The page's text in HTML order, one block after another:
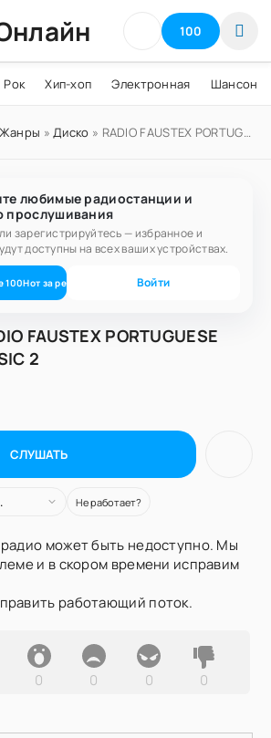
100
Рок Хип-хоп Электронная Шансон
Жанры »Диско » RADIO FAUSTEX PORTUGUESE MUSIC 2
любимые радиостанции и
прослушивания
зарегистрируйтесь — избранное и
доступны на всех ваших устройствах.
100Нот за регистрацию Войти
FAUSTEX PORTUGUESE
2
СЛУШАТЬ
Не работает?
может быть недоступно. Мы
и в скором времени исправим
работающий поток.
0 0 0 0